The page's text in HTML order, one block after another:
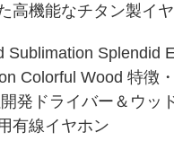
高機能なチタン製イ
Sublimation Splendid
Colorful Wood 特徴
発ドライバー＆ウッ
有線イヤホン